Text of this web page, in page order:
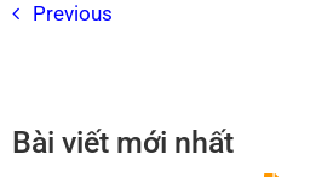
Previous
Bài viết mới nhất